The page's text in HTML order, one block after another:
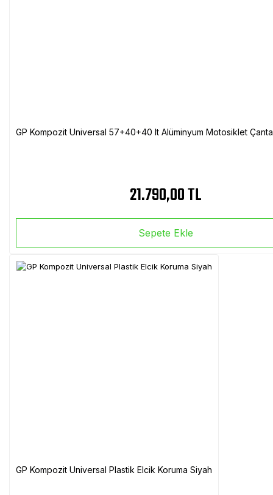
GP Kompozit Universal 57+40+40 lt Alüminyum Motosiklet
21.790,00 TL
Sepete Ekle
GP Kompozit Universal Plastik Elcik Koruma Siyah